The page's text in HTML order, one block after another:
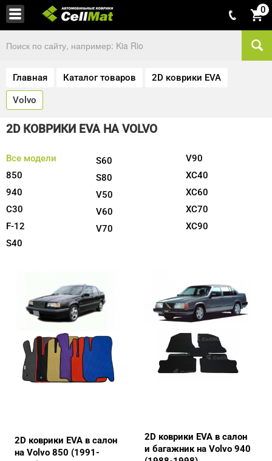
0
Главная Каталог товаров 2D коврики EVA
Volvo
2D КОВРИКИ EVA НА VOLVO
Все модели
850
940
C30
F-12
S40
S60
S80
V50
V60
V70
V90
XC40
XC60
XC70
XC90
2D коврики EVA в салон
на Volvo 850 (1991-
2D коврики EVA в салон
и багажник на Volvo 940